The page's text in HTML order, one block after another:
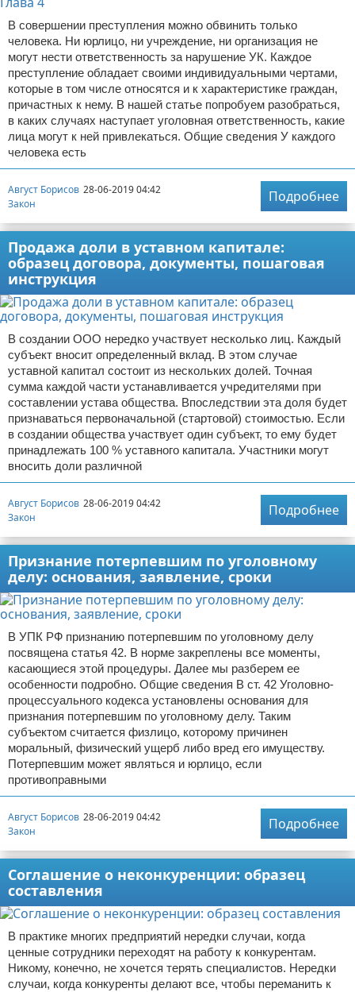
В совершении преступления можно обвинить только
человека. Ни юрлицо, ни учреждение, ни организация не
могут нести ответственность за нарушение УК. Каждое
преступление обладает своими индивидуальными чертами,
которые в том числе относятся и к характеристике граждан,
причастных к нему. В нашей статье попробуем разобраться,
в каких случаях наступает уголовная ответственность, какие
лица могут к ней привлекаться. Общие сведения У каждого
человека есть
Август Борисов 28-06-2019 04:42
Закон
Подробнее
Продажа доли в уставном капитале:
образец договора, документы, пошаговая
инструкция
В создании ООО нередко участвует несколько лиц. Каждый
субъект вносит определенный вклад. В этом случае
уставной капитал состоит из нескольких долей. Точная
сумма каждой части устанавливается учредителями при
составлении устава общества. Впоследствии эта доля будет
признаваться первоначальной (стартовой) стоимостью. Если
в создании общества участвует один субъект, то ему будет
принадлежать 100 % уставного капитала. Участники могут
вносить доли различной
Август Борисов 28-06-2019 04:42
Закон
Подробнее
Признание потерпевшим по уголовному
делу: основания, заявление, сроки
В УПК РФ признанию потерпевшим по уголовному делу
посвящена статья 42. В норме закреплены все моменты,
касающиеся этой процедуры. Далее мы разберем ее
особенности подробно. Общие сведения В ст. 42 Уголовно-
процессуального кодекса установлены основания для
признания потерпевшим по уголовному делу. Таким
субъектом считается физлицо, которому причинен
моральный, физический ущерб либо вред его имуществу.
Потерпевшим может являться и юрлицо, если
противоправными
Август Борисов 28-06-2019 04:42
Закон
Подробнее
Соглашение о неконкуренции: образец
составления
В практике многих предприятий нередки случаи, когда
ценные сотрудники переходят на работу к конкурентам.
Никому, конечно, не хочется терять специалистов. Нередки
случаи, когда конкуренты делают все, чтобы переманить к